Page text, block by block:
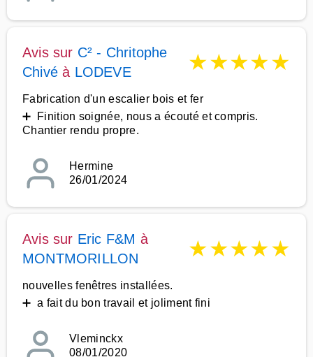
Avis sur C² - Chritophe
Chivé à LODEVE ★★★★★
Fabrication d'un escalier bois et fer
➕ Finition soignée, nous a écouté et compris.
Chantier rendu propre.
Hermine
26/01/2024
Avis sur Eric F&M à
MONTMORILLON
★★★★★
nouvelles fenêtres installées.
➕ a fait du bon travail et joliment fini
Vleminckx
08/01/2020